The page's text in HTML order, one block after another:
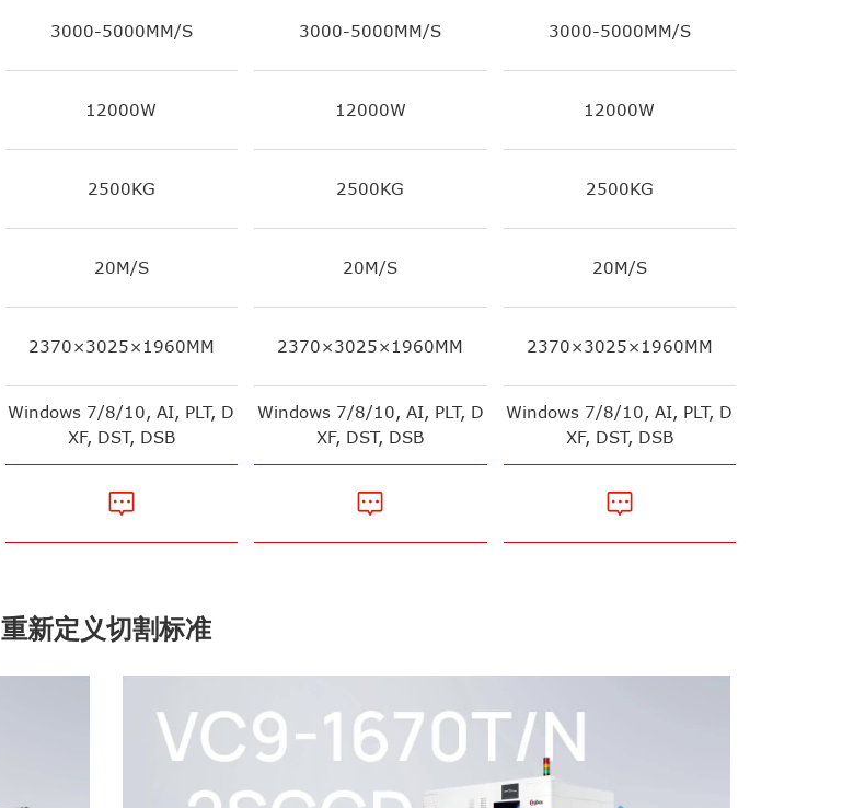
3000-5000MM/S
12000W
2500KG
20M/S
2370×3025×1960MM
Windows 7/8/10, AI, PLT, D
XF, DST, DSB
3000-5000MM/S
12000W
2500KG
20M/S
2370×3025×1960MM
Windows 7/8/10, AI, PLT, D
XF, DST, DSB
3000-5000MM/S
12000W
2500KG
20M/S
2370×3025×1960MM
Windows 7/8/10, AI, PLT, D
XF, DST, DSB
重新定义切割标准